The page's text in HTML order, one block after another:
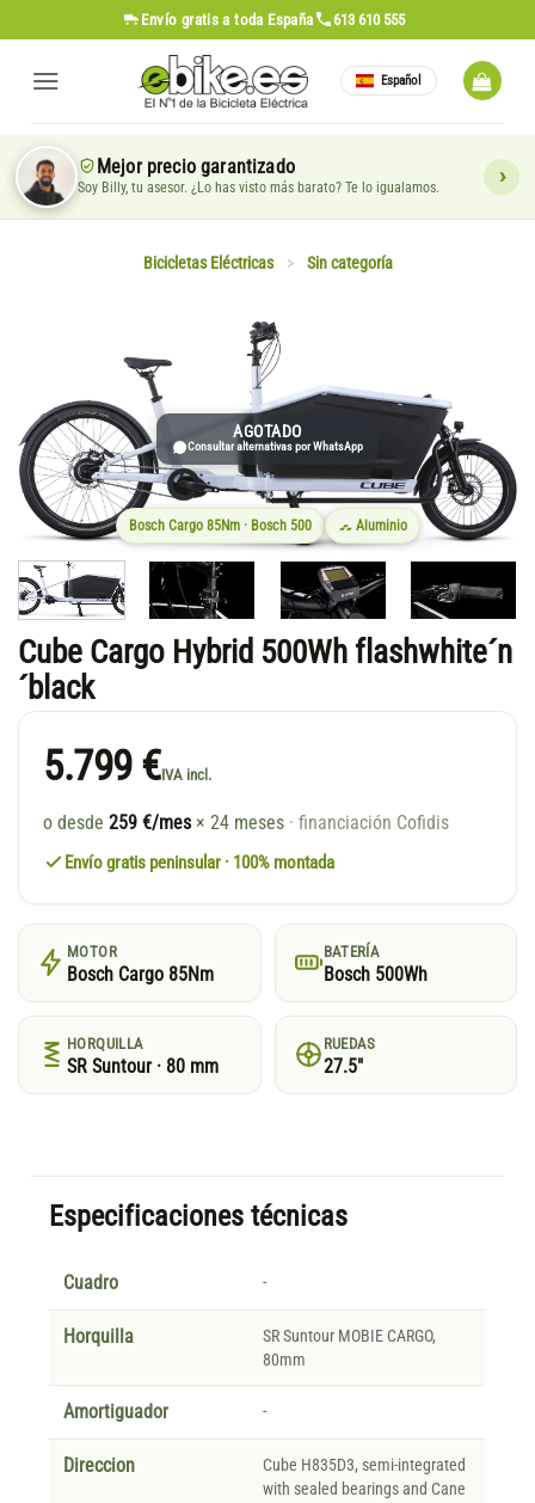
al
contenido
Envío gratis a toda España 613 610 555
Español
Mejor precio garantizado
Soy Billy, tu asesor. ¿Lo has visto más barato? Te lo igualamos.
Bicicletas Eléctricas > Sin categoría
AGOTADO
Consultar alternativas por WhatsApp
Bosch Cargo 85Nm · Bosch 500 Aluminio
Cube Cargo Hybrid 500Wh flashwhite´n
´black
5.799 €IVA incl.
o desde 259 €/mes × 24 meses · financiación Cofidis
Envío gratis peninsular · 100% montada
MOTOR
Bosch Cargo 85Nm
BATERÍA
Bosch 500Wh
HORQUILLA
SR Suntour · 80 mm
RUEDAS
27.5"
Especificaciones técnicas
Cuadro -
Horquilla
SR Suntour MOBIE CARGO,
80mm
Amortiguador -
Direccion
Cube H835D3, semi-integrated
with sealed bearings and Cane